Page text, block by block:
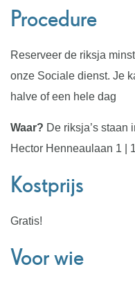
Procedure
Reserveer de riksja
onze Sociale dienst. Je
halve of een hele dag
Waar? De riksja’s staan
Hector Henneaulaan 1 |
Kostprijs
Gratis!
Voor wie